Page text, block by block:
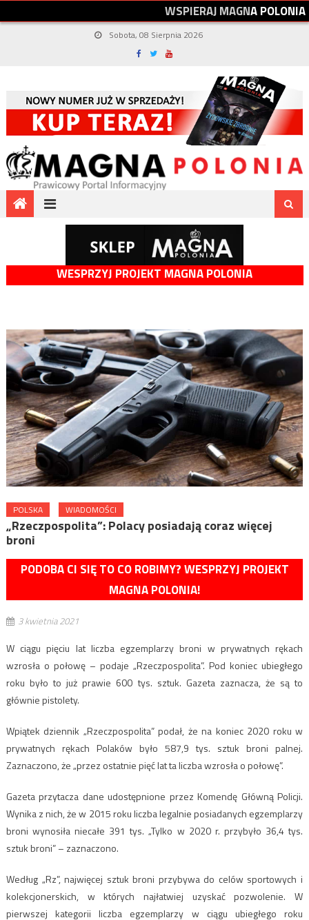
WSPIERAJMAGNAPOLONIA
Sobota, 08 Sierpnia 2026
WESPRZYJ PROJEKT MAGNA POLONIA
POLSKA WIADOMOŚCI
„Rzeczpospolita”: Polacy posiadają coraz więcej
broni
PODOBA CI SIĘ TO CO ROBIMY? WESPRZYJ PROJEKT
MAGNA POLONIA!
3 kwietnia 2021
W ciągu pięciu lat liczba egzemplarzy broni w prywatnych rękach
wzrosła o połowę – podaje „Rzeczpospolita”. Pod koniec ubiegłego
roku było to już prawie 600 tys. sztuk. Gazeta zaznacza, że są to
głównie pistolety.
Wpiątek dziennik „Rzeczpospolita” podał, że na koniec 2020 roku w
prywatnych rękach Polaków było 587,9 tys. sztuk broni palnej.
Zaznaczono, że „przez ostatnie pięć lat ta liczba wzrosła o połowę”.
Gazeta przytacza dane udostępnione przez Komendę Główną Policji.
Wynika z nich, że w 2015 roku liczba legalnie posiadanych egzemplarzy
broni wynosiła niecałe 391 tys. „Tylko w 2020 r. przybyło 36,4 tys.
sztuk broni” – zaznaczono.
Według „Rz”, najwięcej sztuk broni przybywa do celów sportowych i
kolekcjonerskich, w których najłatwiej uzyskać pozwolenie. W
pierwszej kategorii liczba egzemplarzy w ciągu ubiegłego roku